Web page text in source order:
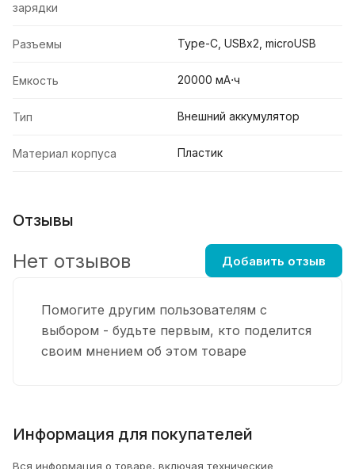
зарядки
Разъемы Type-C, USBх2, microUSB
Емкость 20000 мА⋅ч
Тип Внешний аккумулятор
Материал корпуса Пластик
Отзывы
Помогите другим пользователям с
выбором - будьте первым, кто поделится
своим мнением об этом товаре
Нет отзывов Добавить отзыв
Информация для покупателей
Вся информация о товаре, включая технические